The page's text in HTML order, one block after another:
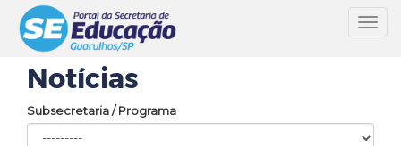
Notícias
Subsecretaria / Programa